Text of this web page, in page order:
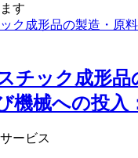
す
チック成形品
機械への投入
ービス